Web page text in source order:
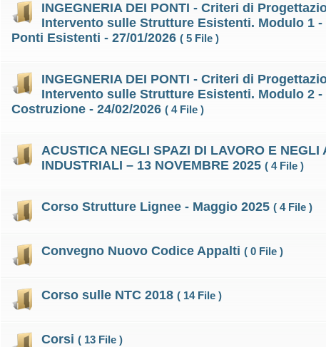
INGEGNERIA DEI PONTI - Criteri di
Intervento sulle Strutture Esistenti. Modulo 1
Ponti Esistenti - 27/01/2026 ( 5 File )
INGEGNERIA DEI PONTI - Criteri di
Intervento sulle Strutture Esistenti. Modulo 2
Costruzione - 24/02/2026 ( 4 File )
ACUSTICA NEGLI SPAZI DI LAVORO E NEGLI
INDUSTRIALI – 13 NOVEMBRE 2025 ( 4 File )
Corso Strutture Lignee - Maggio 2025 ( 4 File )
Convegno Nuovo Codice Appalti ( 0 File )
Corso sulle NTC 2018 ( 14 File )
Corsi ( 13 File )